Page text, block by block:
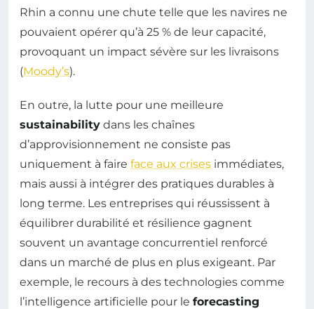
Rhin a connu une chute telle que les navires ne
pouvaient opérer qu’à 25 % de leur capacité,
provoquant un impact sévère sur les livraisons
(Moody’s).
En outre, la lutte pour une meilleure
sustainability dans les chaînes
d’approvisionnement ne consiste pas
uniquement à faire face aux crises immédiates,
mais aussi à intégrer des pratiques durables à
long terme. Les entreprises qui réussissent à
équilibrer durabilité et résilience gagnent
souvent un avantage concurrentiel renforcé
dans un marché de plus en plus exigeant. Par
exemple, le recours à des technologies comme
l’intelligence artificielle pour le forecasting